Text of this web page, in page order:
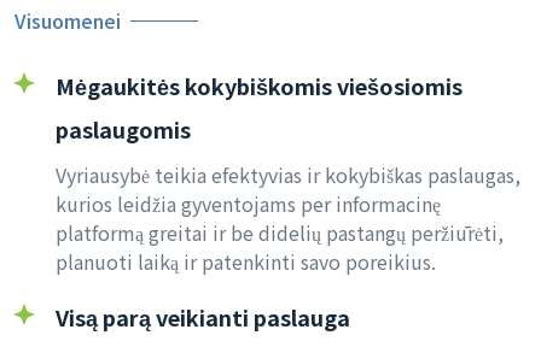
Visuomenei
Mėgaukitės kokybiškomis viešosiomis
paslaugomis
Vyriausybė teikia efektyvias ir kokybiškas paslaugas,
kurios leidžia gyventojams per informacinę
platformą greitai ir be didelių pastangų peržiūrėti,
planuoti laiką ir patenkinti savo poreikius.
Visą parą veikianti paslauga